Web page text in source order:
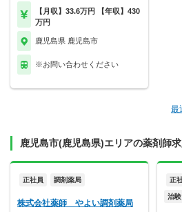
【月収】33.6万円 【年収】430
万円
鹿児島県 鹿児島市
※お問い合わせください
最
鹿児島市(鹿児島県)エリアの薬剤師
正社員 調剤薬局
株式会社薬師 やよい調剤薬局
正
治験